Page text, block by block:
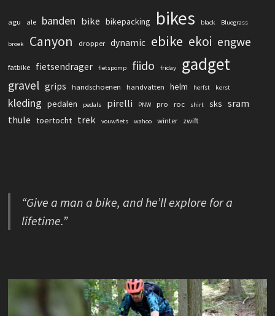
agu ale banden bike bikepacking bikes black Bluegrass
broek Canyon dropper dynamic ebike ekoi engwe
fatbike fietsendrager fietspomp fiido friday gadget
gravel grips handschoenen handvatten helm herfst kerst
kleding pedalen pedals pirelli PNW pro roc shirt sks sram
thule toertocht trek vouwfiets wahoo winter zwift
“Give a man a bike, and he’ll explore for a
lifetime.”